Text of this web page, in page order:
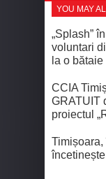
YOU MAY
„Splash”
voluntari
la o
CCIA
GRATUIT
proiectul
Timișoara,